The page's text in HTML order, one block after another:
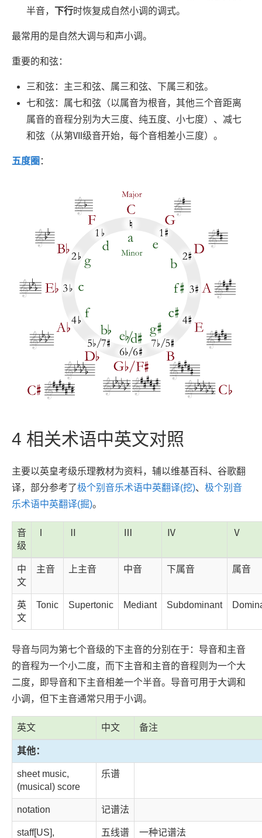
半音， 下行时恢复成自然小调的调式。
最常用的是自然大调与和声小调。
重要的和弦：
三和弦：主三和弦、属三和弦、下属三和弦。
七和弦：属七和弦（以属音为根音，其他三个音距离
属音的音程分别为大三度、纯五度、小七度）、减七
和弦（从第Ⅶ级音开始，每个音相差小三度）。
五度圈 ：
4 相关术语中英文对照
主要以英皇考级乐理教材为资料，辅以维基百科、谷歌翻
译，部分参考了极个别音乐术语中英翻译(挖)、 极个别音
乐术语中英翻译(掘)。
音
级
Ⅳ Ⅴ
中
文
主音 上主音 中音 下属音 属音
英
文
Tonic Supertonic Mediant Subdominant
导音与同为第七个音级的下主音的分别在于：导音和主音
的音程为一个小二度，而下主音和主音的音程则为一个大
二度，即导音和下主音相差一个半音。导音可用于大调和
小调，但下主音通常只用于小调。
英文 中文 备注
其他：
sheet music,
(musical) score
乐谱
notation 记谱法
staff[US],
五线谱 一种记谱法